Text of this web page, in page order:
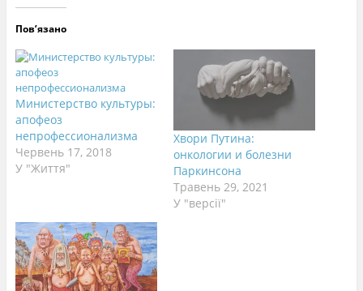
Пов’язано
Министерство культуры:
апофеоз
непрофессионализма
Червень 17, 2018
У "Життя"
Хвори Путина:
онкологии и болезни
Паркинсона
Травень 29, 2021
У "версії"